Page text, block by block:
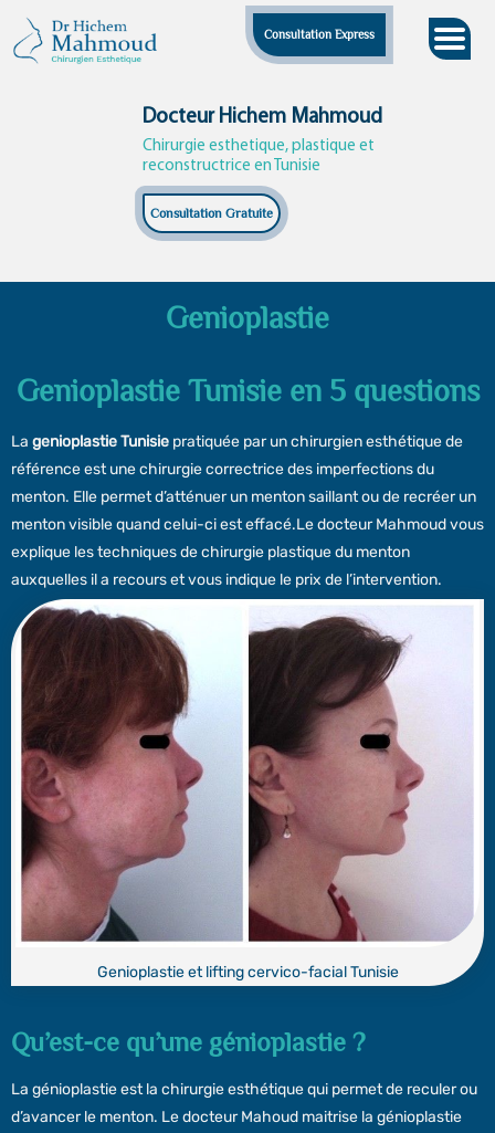
content
Consultation Express
Docteur Hichem Mahmoud
Chirurgie esthetique, plastique et
reconstructrice en Tunisie
Consultation Gratuite
Genioplastie
Genioplastie Tunisie en 5 questions
La genioplastie Tunisie pratiquée par un chirurgien esthétique de
référence est une chirurgie correctrice des imperfections du
menton. Elle permet d’atténuer un menton saillant ou de recréer un
menton visible quand celui-ci est effacé.Le docteur Mahmoud vous
explique les techniques de chirurgie plastique du menton
auxquelles il a recours et vous indique le prix de l’intervention.
Genioplastie et lifting cervico-facial Tunisie
Qu’est-ce qu’une génioplastie ?
La génioplastie est la chirurgie esthétique qui permet de reculer ou
d’avancer le menton. Le docteur Mahoud maitrise la génioplastie